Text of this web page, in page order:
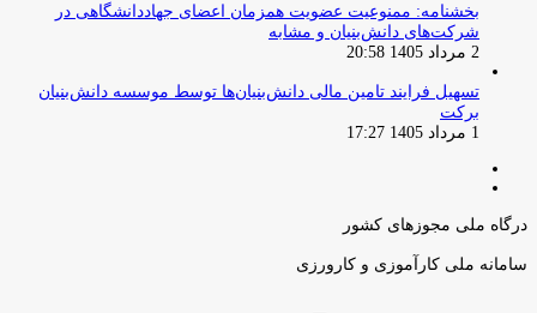
بخشنامه: ممنوعیت عضویت همزمان اعضای جهاددانشگاهی در
شرکت‌های دانش‌بنیان و مشابه
2 مرداد 1405 20:58
تسهیل فرایند تامین مالی دانش‌بنیان‌ها توسط موسسه دانش‌بنیان
برکت
1 مرداد 1405 17:27
درگاه ملی مجوزهای کشور
سامانه ملی کارآموزی و کارورزی